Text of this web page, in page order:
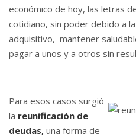
económico de hoy, las letras
cotidiano, sin poder debido a
adquisitivo, mantener
pagar a unos y a otros sin
Para esos casos surgió
la reunificación de
deudas, una forma de